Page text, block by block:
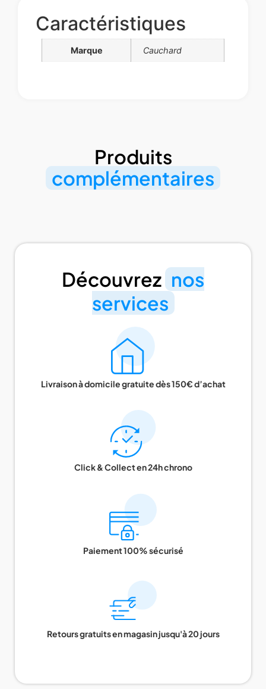
Caractéristiques
Marque Cauchard
Produits
complémentaires
Découvrez nos
services
Livraison à domicile gratuite dès 150€ d’achat
Click & Collect en 24h chrono
Paiement 100% sécurisé
Retours gratuits en magasin jusqu'à 20 jours